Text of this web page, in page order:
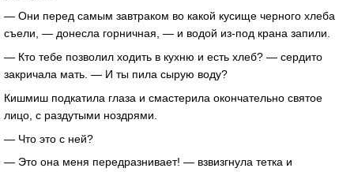
— Они перед самым завтраком во какой кусище черного хлеба
съели, — донесла горничная, — и водой из-под крана запили.
— Кто тебе позволил ходить в кухню и есть хлеб? — сердито
закричала мать. — И ты пила сырую воду?
Кишмиш подкатила глаза и смастерила окончательно святое
лицо, с раздутыми ноздрями.
— Что это с ней?
— Это она меня передразнивает! — взвизгнула тетка и